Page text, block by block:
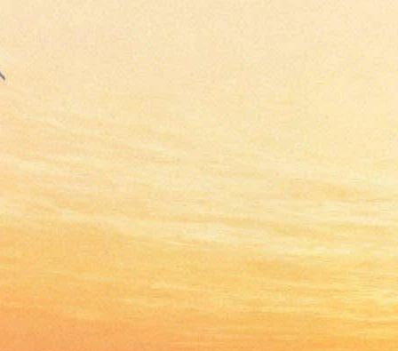
Скончалась актриса Татьяна
Малыщицкая
09 июня 2018,17:05 Версия для печати